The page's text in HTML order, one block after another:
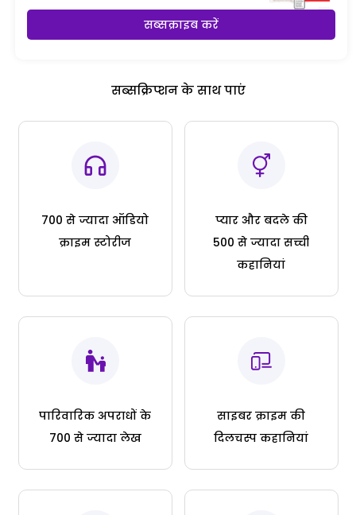
सब्सक्राइब करें
सब्सक्रिप्शन के साथ पाएं
700 से ज्यादा ऑडियो
क्राइम स्टोरीज
प्यार और बदले की
500 से ज्यादा सच्ची
कहानियां
पारिवारिक अपराधों के
700 से ज्यादा लेख
साइबर क्राइम की
दिलचस्प कहानियां